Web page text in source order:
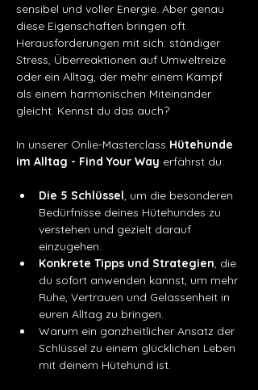
sensibel und voller Energie. Aber genau
diese Eigenschaften bringen oft
Herausforderungen mit sich: ständiger
Stress, Überreaktionen auf Umweltreize
oder ein Alltag, der mehr einem Kampf
als einem harmonischen Miteinander
gleicht. Kennst du das auch?
In unserer Onlie-Masterclass Hütehunde
im Alltag - Find Your Way erfährst du:
Die 5 Schlüssel, um die besonderen
Bedürfnisse deines Hütehundes zu
verstehen und gezielt darauf
einzugehen.
Konkrete Tipps und Strategien, die
du sofort anwenden kannst, um mehr
Ruhe, Vertrauen und Gelassenheit in
euren Alltag zu bringen.
Warum ein ganzheitlicher Ansatz der
Schlüssel zu einem glücklichen Leben
mit deinem Hütehund ist.